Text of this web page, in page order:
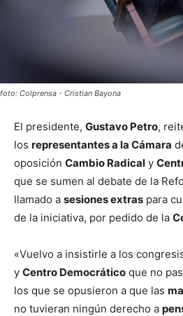
foto: Colprensa - Cristian Bayona
El presidente, Gustavo Petro,
los representantes a la Cámara
oposición Cambio Radical y
que se sumen al debate de la
llamado a sesiones extras para
de la iniciativa, por pedido de la
«Vuelvo a insistirle a los
y Centro Democrático que no
los que se opusieron a que las
no tuvieran ningún derecho a